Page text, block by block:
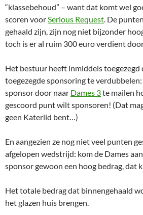
“klassebehoud” – want dat komt wel
scoren voorSerious Request. De
gehaald zijn, zijn nog niet bijzonder
toch is er al ruim 300 euro verdient
Het bestuur heeft inmiddels toegezegd
toegezegde sponsoring te verdubbelen:
sponsor door naar Dames 3te mailen
gescoord punt wilt sponsoren! (Dat
geen Katerlid bent…)
En aangezien ze nog niet veel punten
afgelopen wedstrijd: kom de Dames
sponsor gewoon een hoog bedrag, dat
Het totale bedrag dat binnengehaald
het glazen huis brengen.